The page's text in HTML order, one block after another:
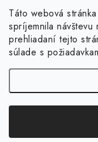
Táto webová
spríjemnila
prehliadaní tejto
súlade s